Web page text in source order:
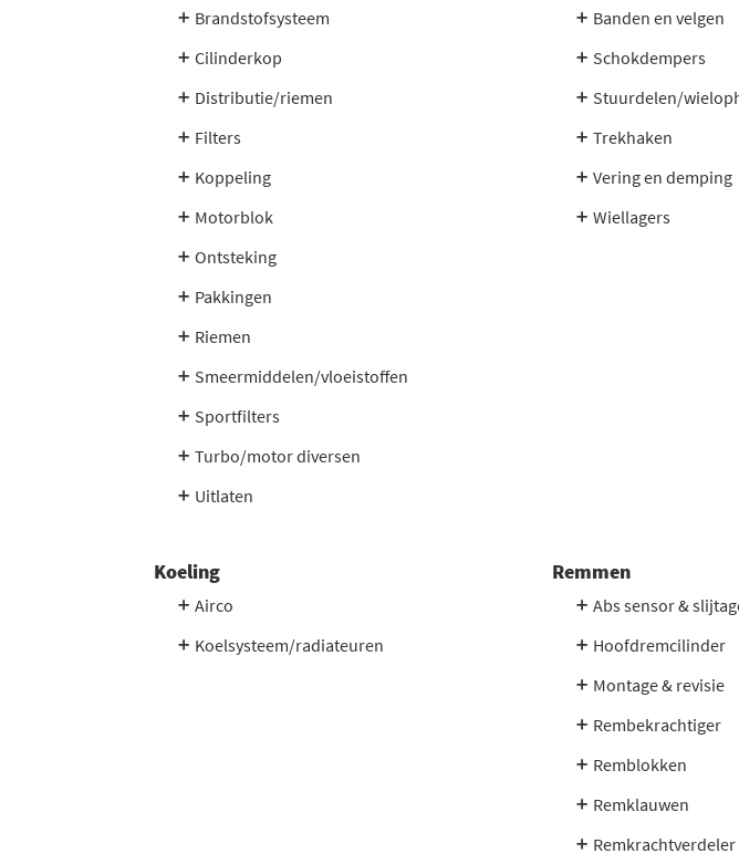
2 miljoen auto-onderdelen leverbaar
Ons assortiment bestaat uit maar liefst 2 miljoen auto-onderdelen voor alle
Brandstofsysteem
Cilinderkop
Distributie/riemen
Filters
Koppeling
Motorblok
Ontsteking
Pakkingen
Riemen
Smeermiddelen/vloeistoffen
Sportfilters
Turbo/motor diversen
Uitlaten
Banden en velgen
Schokdempers
Stuurdelen/
Trekhaken
Vering en demping
Wiellagers
Koeling
Airco
Koelsysteem/radiateuren
Remmen
Abs sensor &
Hoofdremcilinder
Montage & revisie
Rembekrachtiger
Remblokken
Remklauwen
Remkrachtverdeler